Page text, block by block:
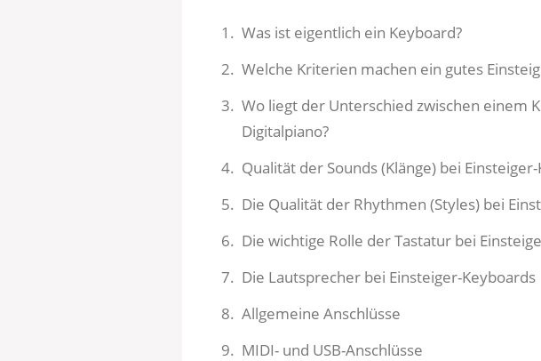
Was ist eigentlich ein Keyboard?
Welche Kriterien machen ein gutes
Wo liegt der Unterschied zwischen einem
Digitalpiano?
Qualität der Sounds (Klänge) bei
Die Qualität der Rhythmen (Styles) bei
Die wichtige Rolle der Tastatur bei
Die Lautsprecher bei Einsteiger-Keyboards
Allgemeine Anschlüsse
MIDI- und USB-Anschlüsse